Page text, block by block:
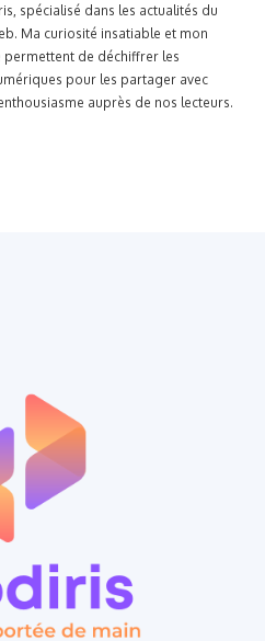
spécialisé dans les actualités du
Ma curiosité insatiable et mon
permettent de déchiffrer les
pour les partager avec
auprès de nos lecteurs.